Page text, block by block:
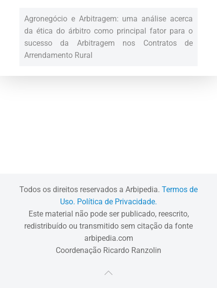
Agronegócio e Arbitragem: uma análise acerca
da ética do árbitro como principal fator para o
sucesso da Arbitragem nos Contratos de
Arrendamento Rural
Todos os direitos reservados a Arbipedia. Termos de
Uso. Política de Privacidade.
Este material não pode ser publicado, reescrito,
redistribuído ou transmitido sem citação da fonte
arbipedia.com
Coordenação Ricardo Ranzolin